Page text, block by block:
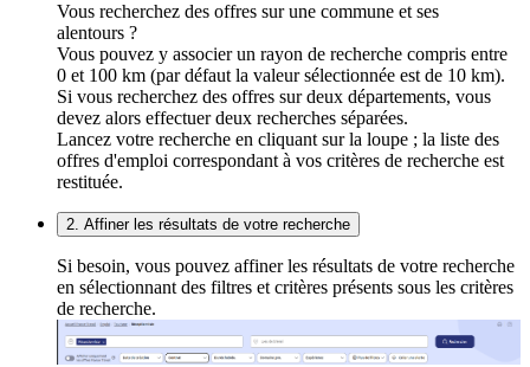
Vous recherchez des offres sur une commune et ses
alentours ?
Vous pouvez y associer un rayon de recherche compris entre
0 et 100 km (par défaut la valeur sélectionnée est de 10 km).
Si vous recherchez des offres sur deux départements, vous
devez alors effectuer deux recherches séparées.
Lancez votre recherche en cliquant sur la loupe ; la liste des
offres d'emploi correspondant à vos critères de recherche est
restituée.
2. Affiner les résultats de votre recherche
Si besoin, vous pouvez affiner les résultats de votre recherche
en sélectionnant des filtres et critères présents sous les critères
de recherche.